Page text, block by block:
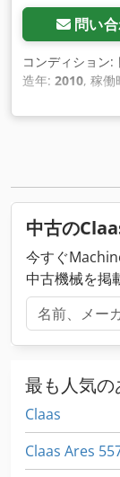
問い
コンディション:
造年: 2010, 稼働
中古の
今すぐ
中古機械を掲
最も人気
Claas
Claas Ares